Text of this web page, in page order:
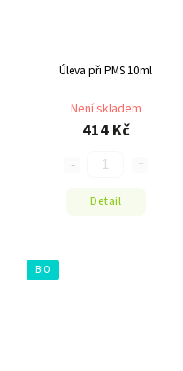
Úleva při PMS 10ml
Není skladem
414 Kč
Detail
BIO